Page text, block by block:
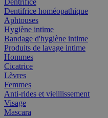
Dentrifice
Dentifrice homéopathique
Aphtouses
Hygiène intime
Bandage d'hygiène intime
Produits de lavage intime
Hommes
Cicatrice
Lèvres
Femmes
Anti-rides et vieillissement
Visage
Mascara